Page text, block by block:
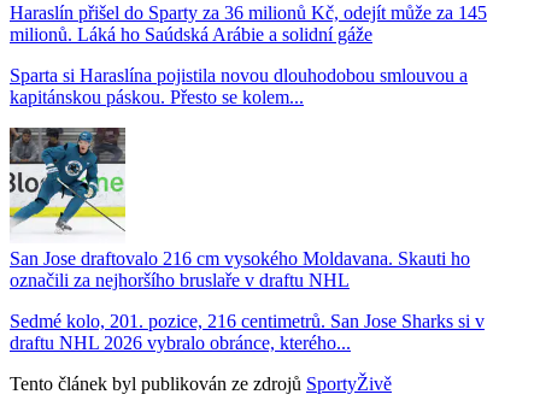
Haraslín přišel do Sparty za 36 milionů Kč, odejít může za 145
milionů. Láká ho Saúdská Arábie a solidní gáže
Sparta si Haraslína pojistila novou dlouhodobou smlouvou a
kapitánskou páskou. Přesto se kolem...
San Jose draftovalo 216 cm vysokého Moldavana. Skauti ho
označili za nejhoršího bruslaře v draftu NHL
Sedmé kolo, 201. pozice, 216 centimetrů. San Jose Sharks si v
draftu NHL 2026 vybralo obránce, kterého...
Tento článek byl publikován ze zdrojů SportyŽivě